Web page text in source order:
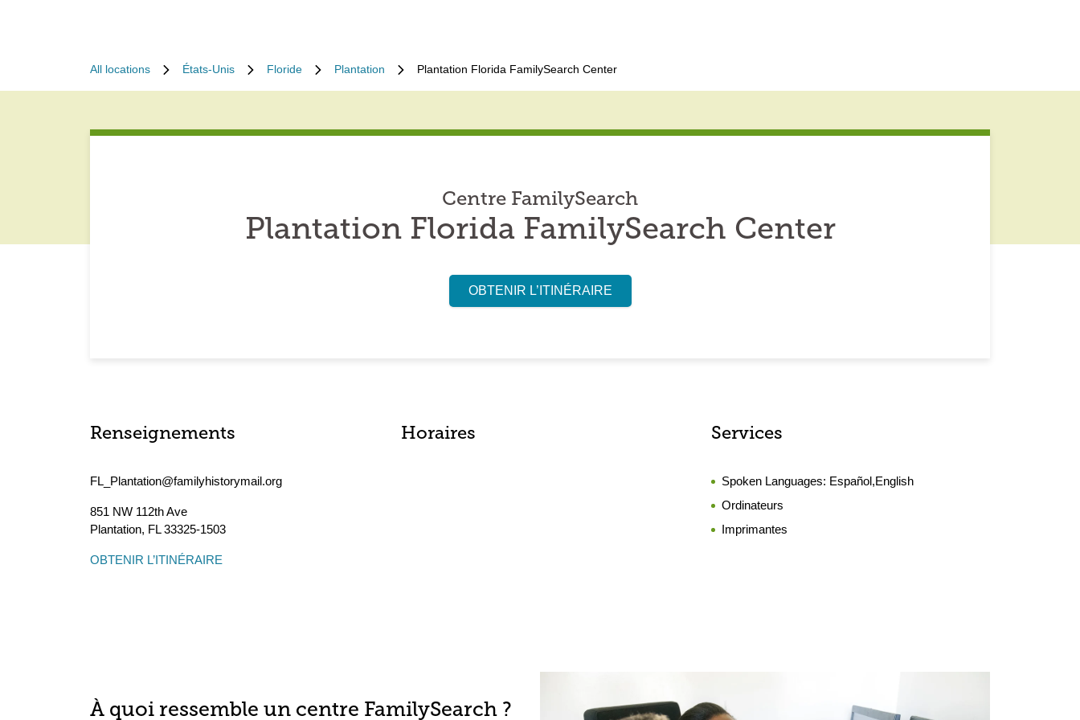
All locations États-Unis Floride Plantation Plantation Florida FamilySearch Center
Centre FamilySearch
Plantation Florida FamilySearch Center
OBTENIR L’ITINÉRAIRE
Renseignements
FL_Plantation@familyhistorymail.org
851 NW 112th Ave
Plantation, FL33325-1503
OBTENIR L’ITINÉRAIRE
Horaires Services
Spoken Languages: Español,English
Ordinateurs
Imprimantes
À quoi ressemble un centre FamilySearch ?